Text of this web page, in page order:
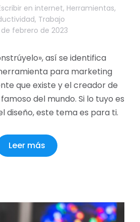
en internet, Herramientas,
, Trabajo
de febrero de 2023
así se identifica
para marketing
que existe y el creador de
del mundo. Si lo tuyo es
diseño, este tema es para ti.
Leer más